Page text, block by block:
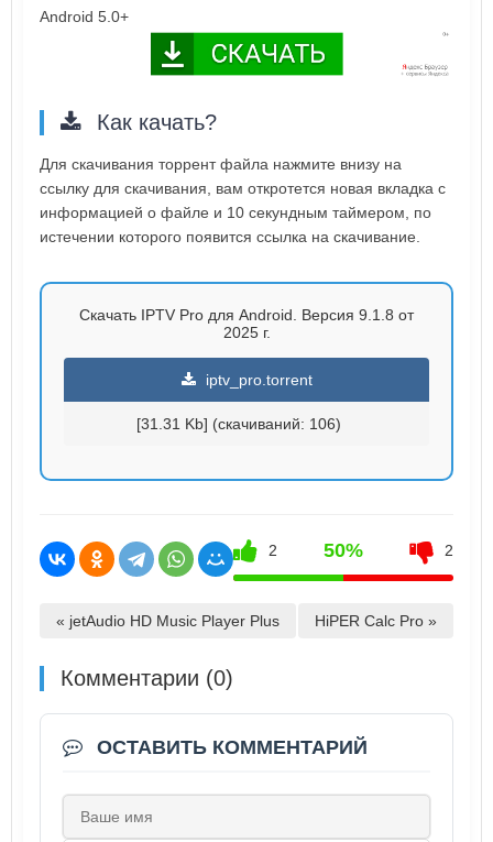
Android 5.0+
Как качать?
Для скачивания торрент файла нажмите внизу на
ссылку для скачивания, вам откротется новая вкладка с
информацией о файле и 10 секундным таймером, по
истечении которого появится ссылка на скачивание.
Скачать IPTV Pro для Android. Версия 9.1.8 от
2025 г.
iptv_pro.torrent
[31.31 Kb] (cкачиваний: 106)
2 50% 2
« jetAudio HD Music Player Plus HiPER Calc Pro »
Комментарии (0)
ОСТАВИТЬ КОММЕНТАРИЙ